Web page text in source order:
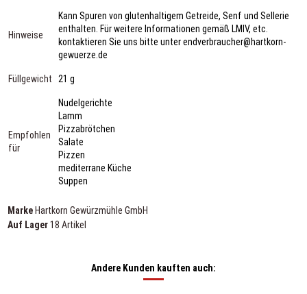
Hinweise
Kann Spuren von glutenhaltigem Getreide, Senf und Sellerie
enthalten. Für weitere Informationen gemäß LMIV, etc.
kontaktieren Sie uns bitte unter endverbraucher@hartkorn-
gewuerze.de
Füllgewicht 21 g
Empfohlen
für
Nudelgerichte
Lamm
Pizzabrötchen
Salate
Pizzen
mediterrane Küche
Suppen
Marke Hartkorn Gewürzmühle GmbH
Auf Lager 18 Artikel
Andere Kunden kauften auch: